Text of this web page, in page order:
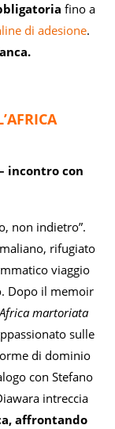
fino a
di adesione.
’AFRICA
incontro con
non indietro”.
rifugiato
viaggio
Dopo il memoir
martoriata
sulle
di dominio
con Stefano
intreccia
affrontando